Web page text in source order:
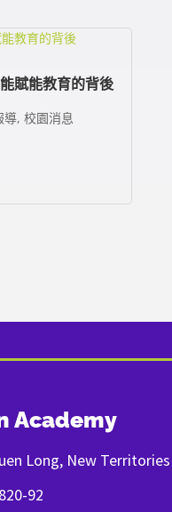
賦能教育的背後
導, 校園消息
Academy
Long, New Territories
92